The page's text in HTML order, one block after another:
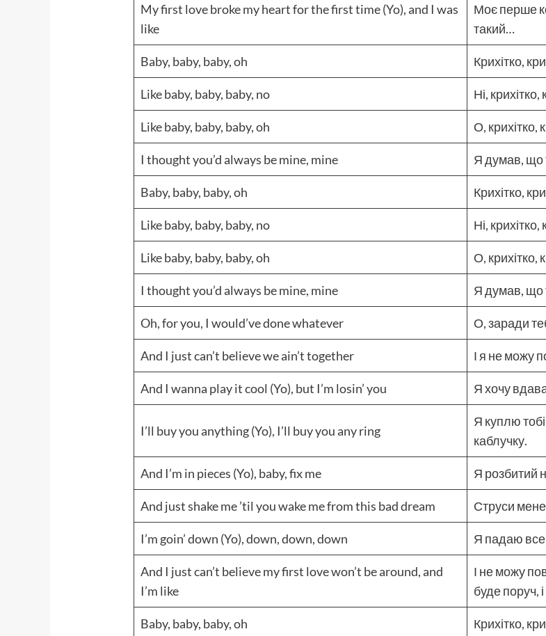
My first love broke my heart for the first time (Yo), and I was
like
Моє перше
такий…
Baby, baby, baby, oh Крихітко,
Like baby, baby, baby, no Ні, крихітко,
Like baby, baby, baby, oh О, крихітко,
I thought you’d always be mine, mine Я думав, що
Baby, baby, baby, oh Крихітко,
Like baby, baby, baby, no Ні, крихітко,
Like baby, baby, baby, oh О, крихітко,
I thought you’d always be mine, mine Я думав, що
Oh, for you, I would’ve done whatever О, заради
And I just can’t believe we ain’t together І я не можу
And I wanna play it cool (Yo), but I’m losin’ you Я хочу
I’ll buy you anything (Yo), I’ll buy you any ring
Я куплю
каблучку.
And I’m in pieces (Yo), baby, fix me Я розбитий
And just shake me ’til you wake me from this bad dream Струси
I’m goin’ down (Yo), down, down, down Я падаю
And I just can’t believe my first love won’t be around, and
I’m like
І не можу
буде поруч,
Baby, baby, baby, oh Крихітко,